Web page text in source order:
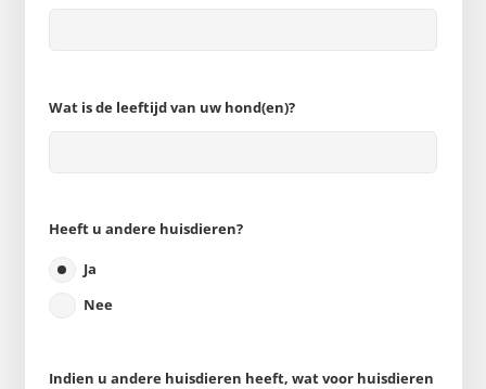
Wat is de leeftijd van uw hond(en)?
Heeft u andere huisdieren?
Ja
Nee
Indien u andere huisdieren heeft, wat voor huisdieren